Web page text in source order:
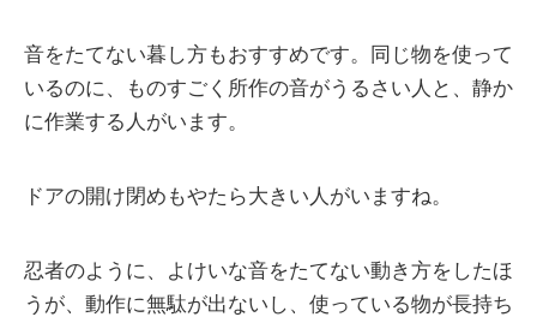
音をたてない暮し方もおすすめです。同じ物を使って
いるのに、ものすごく所作の音がうるさい人と、静か
に作業する人がいます。
ドアの開け閉めもやたら大きい人がいますね。
忍者のように、よけいな音をたてない動き方をしたほ
うが、動作に無駄が出ないし、使っている物が長持ち